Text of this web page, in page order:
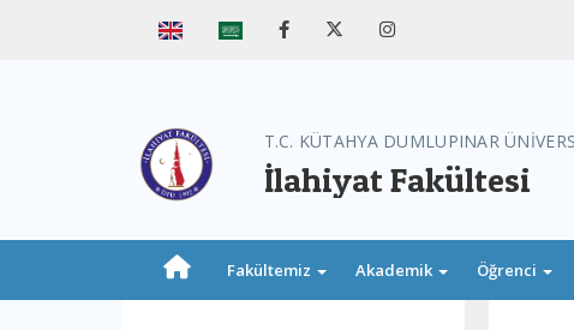
T.C. KÜTAHYA DUMLUPINAR
İlahiyat Fakültesi
Fakültemiz Akademik Öğrenci